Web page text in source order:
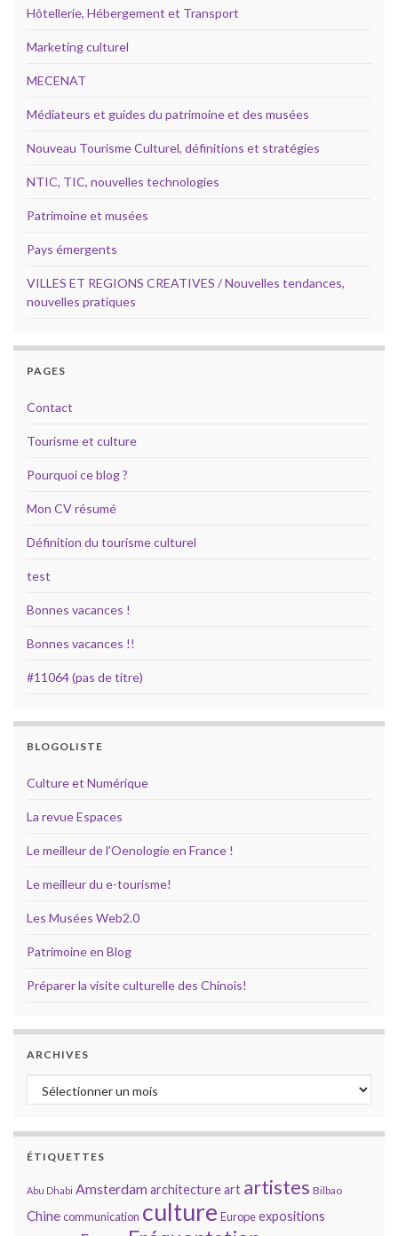
Hôtellerie, Hébergement et Transport
Marketing culturel
MECENAT
Médiateurs et guides du patrimoine et des musées
Nouveau Tourisme Culturel, définitions et stratégies
NTIC, TIC, nouvelles technologies
Patrimoine et musées
Pays émergents
VILLES ET REGIONS CREATIVES / Nouvelles tendances,
nouvelles pratiques
PAGES
Contact
Tourisme et culture
Pourquoi ce blog ?
Mon CV résumé
Définition du tourisme culturel
test
Bonnes vacances !
Bonnes vacances !!
#11064 (pas de titre)
BLOGOLISTE
Culture et Numérique
La revue Espaces
Le meilleur de l'Oenologie en France !
Le meilleur du e-tourisme!
Les Musées Web2.0
Patrimoine en Blog
Préparer la visite culturelle des Chinois!
ARCHIVES
Archives
ÉTIQUETTES
Abu Dhabi Amsterdamarchitectureart artistes Bilbao
Chinecommunication culture Europeexpositions